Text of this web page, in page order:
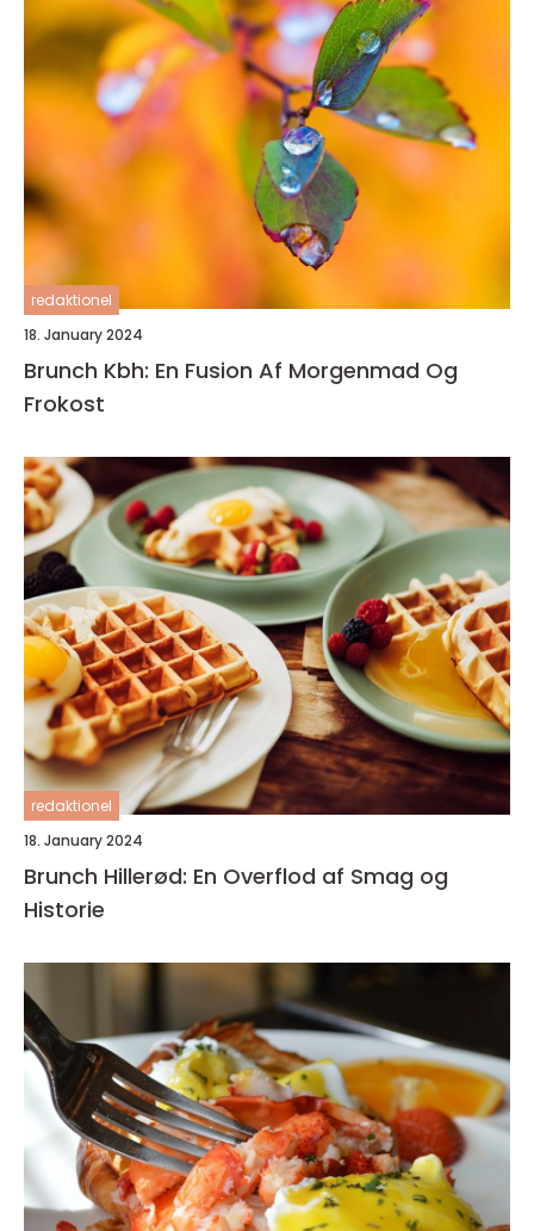
redaktionel
18. January 2024
Brunch Kbh: En Fusion Af Morgenmad Og
Frokost
redaktionel
18. January 2024
Brunch Hillerød: En Overflod af Smag og
Historie